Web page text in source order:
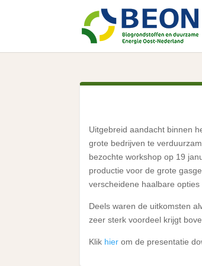
Uitgebreid aandacht binnen
grote bedrijven te
bezochte workshop op 19
productie voor de grote
verscheidene haalbare opties
Deels waren de uitkomsten
zeer sterk voordeel krijgt
Klik hierom de presentatie